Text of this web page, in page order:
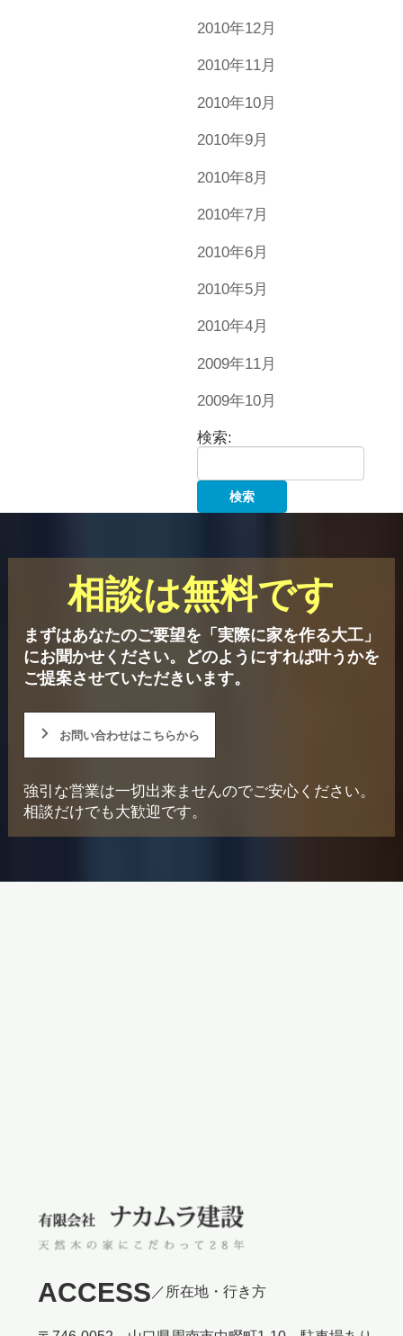
2010年12月
2010年11月
2010年10月
2010年9月
2010年8月
2010年7月
2010年6月
2010年5月
2010年4月
2009年11月
2009年10月
検索:
相談は無料です
まずはあなたのご要望を「実際に家を作る大工」
にお聞かせください。
どのようにすれば叶うかを
ご提案させていただきいます。
お問い合わせはこちらから
強引な営業は一切出来ませんのでご安心ください。
相談だけでも大歓迎です。
ACCESS ／所在地・行き方